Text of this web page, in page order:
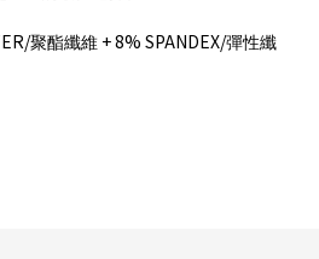
聚酯纖維 + 8% SPANDEX/彈性纖